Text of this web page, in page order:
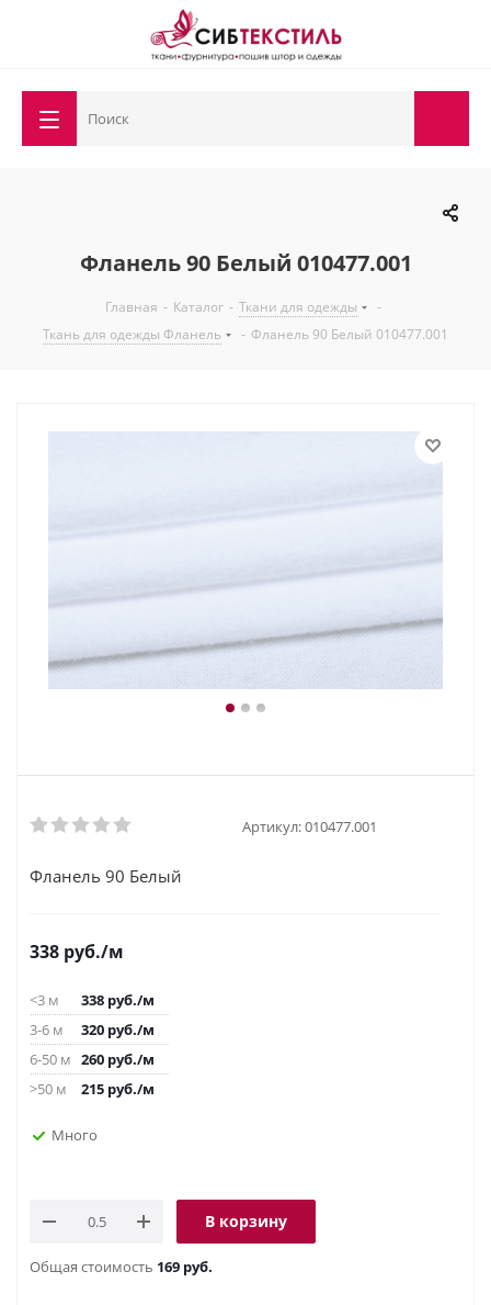
Фланель 90 Белый 010477.001
Главная - Каталог - Ткани для одежды
-
Ткань для одежды Фланель
- Фланель 90 Белый 010477.001
Артикул:010477.001
Фланель 90 Белый
338 руб./м
<3 м 338 руб./м
3-6 м
320 руб./м
6-50 м 260 руб./м
>50 м
215 руб./м
Много
В корзину
Общая стоимость 169 руб.